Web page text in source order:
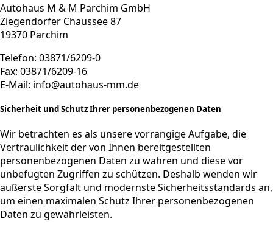
Autohaus M & M Parchim GmbH
Ziegendorfer Chaussee 87
19370 Parchim
Telefon: 03871/6209-0
Fax: 03871/6209-16
E-Mail: info@autohaus-mm.de
Sicherheit und Schutz Ihrer personenbezogenen Daten
Wir betrachten es als unsere vorrangige Aufgabe, die
Vertraulichkeit der von Ihnen bereitgestellten
personenbezogenen Daten zu wahren und diese vor
unbefugten Zugriffen zu schützen. Deshalb wenden wir
äußerste Sorgfalt und modernste Sicherheitsstandards an,
um einen maximalen Schutz Ihrer personenbezogenen
Daten zu gewährleisten.